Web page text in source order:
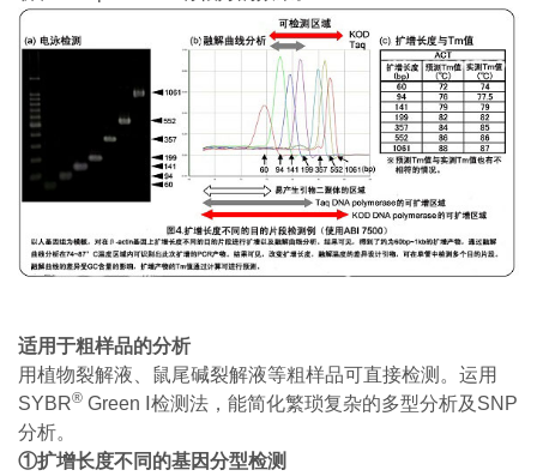
适用于粗样品的分析
用植物裂解液、鼠尾碱裂解液等粗样品可直接检测。运用
SYBR® Green Ⅰ检测法，能简化繁琐复杂的多型分析及SNP
分析。
①扩增长度不同的基因分型检测